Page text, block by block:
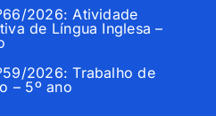
2026: Atividade
de Língua Inglesa –
2026: Trabalho de
– 5º ano